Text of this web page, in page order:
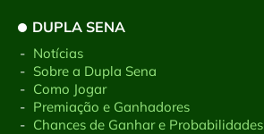
DUPLA SENA
- Notícias
- Sobre a Dupla Sena
- Como Jogar
- Premiação e Ganhadores
- Chances de Ganhar e Probabilidades